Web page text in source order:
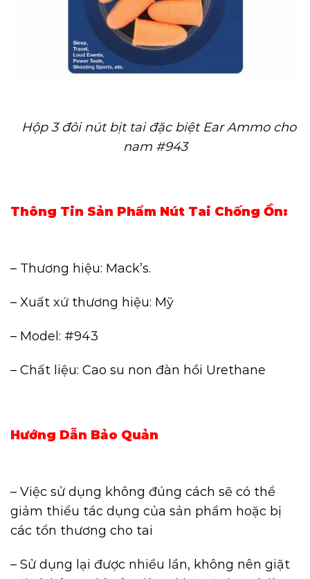
Hộp 3 đôi nút bịt tai đặc biệt Ear Ammo cho
nam #943
Thông Tin Sản Phẩm Nút Tai Chống Ồn:
– Thương hiệu: Mack’s.
– Xuất xứ thương hiệu: Mỹ
– Model: #943
– Chất liệu: Cao su non đàn hồi Urethane
Hướng Dẫn Bảo Quản
– Việc sử dụng không đúng cách sẽ có thể
giảm thiểu tác dụng của sản phẩm hoặc bị
các tổn thương cho tai
– Sử dụng lại được nhiều lần, không nên giặt